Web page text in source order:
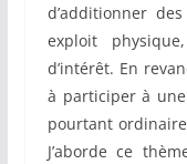
d’additionner
exploit
d’intérêt. En
à participer à
pourtant
J’aborde ce